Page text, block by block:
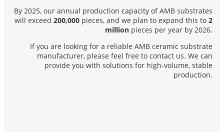
By 2025, our annual production capacity of AMB substrates
will exceed 200,000 pieces, and we plan to expand this to 2
million pieces per year by 2026.
If you are looking for a reliable AMB ceramic substrate
manufacturer, please feel free to contact us. We can
provide you with solutions for high-volume, stable
production.